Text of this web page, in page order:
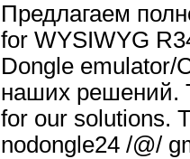
Предлагаем
for WYSIWYG
Dongle emulator/
наших решений.
for our solutions.
nodongle24 /@/